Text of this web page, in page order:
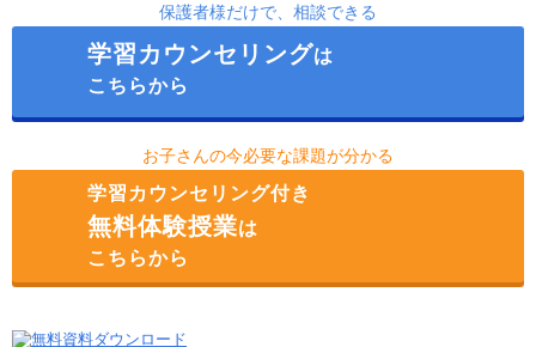
下北沢
保護者様だけで、相談できる
学習カウンセリングは
こちらから
お子さんの今必要な課題が分かる
学習カウンセリング付き
無料体験授業は
こちらから